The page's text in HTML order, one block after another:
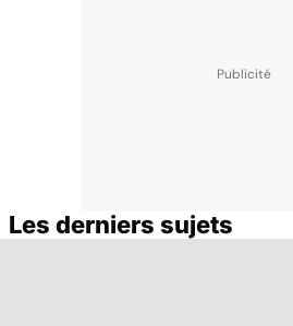
Les derniers sujets